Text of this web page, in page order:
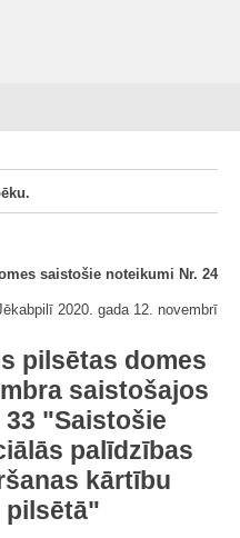
saistošie noteikumi Nr. 24
2020. gada 12. novembrī
pilsētas domes
saistošajos
"Saistošie
palīdzības
kārtību
pilsētā"